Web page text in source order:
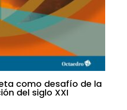
como desafío de la
del siglo XXI